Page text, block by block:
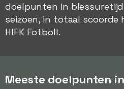
doelpunten in
seizoen, in totaal scoorde
HIFK Fotboll.
Meeste doelpunten